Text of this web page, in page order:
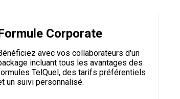
Corporate
avec vos collaborateurs d'un
incluant tous les avantages des
TelQuel, des tarifs préférentiels
un suivi personnalisé.